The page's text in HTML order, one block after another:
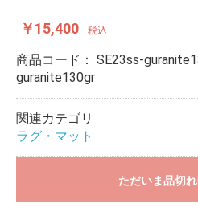
￥15,400 税込
商品コード： SE23ss-
guranite130gr
関連カテゴリ
ラグ・マット
ただいま品切れ